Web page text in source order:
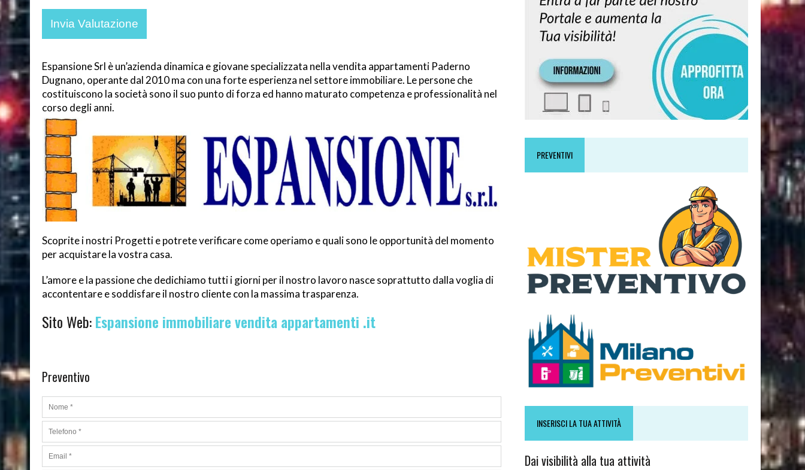
Espansione Srl è un’azienda dinamica e giovane specializzata nella vendita appartamenti Paderno
Dugnano, operante dal 2010 ma con una forte esperienza nel settore immobiliare. Le persone che
costituiscono la società sono il suo punto di forza ed hanno maturato competenza e professionalità nel
corso degli anni.
Scoprite i nostri Progetti e potrete verificare come operiamo e quali sono le opportunità del momento
per acquistare la vostra casa.
L’amore e la passione che dedichiamo tutti i giorni per il nostro lavoro nasce soprattutto dalla voglia di
accontentare e soddisfare il nostro cliente con la massima trasparenza.
Sito Web:Espansione immobiliare vendita appartamenti .it
Preventivo
PREVENTIVI
INSERISCI LA TUA ATTIVITÀ
Dai visibilità alla tua attività